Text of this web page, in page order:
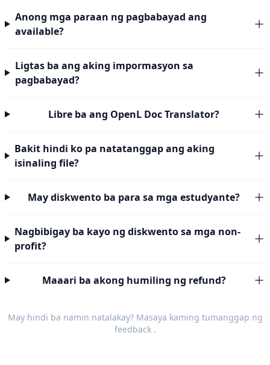
Anong mga paraan ng pagbabayad ang
available?
Ligtas ba ang aking impormasyon sa
pagbabayad?
Libre ba ang OpenL Doc Translator?
Bakit hindi ko pa natatanggap ang aking
isinaling file?
May diskwento ba para sa mga estudyante?
Nagbibigay ba kayo ng diskwento sa mga non-
profit?
Maaari ba akong humiling ng refund?
May hindi ba namin natalakay? Masaya kaming tumanggap ng
feedback.